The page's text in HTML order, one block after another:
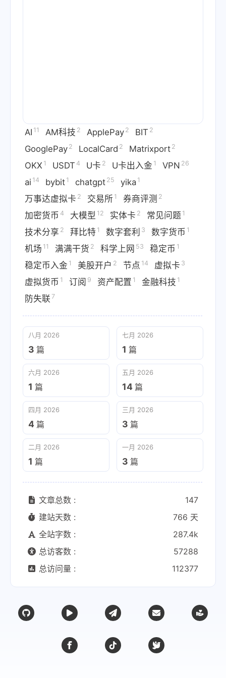
AI 11 AM科技 2 ApplePay 2 BIT 2
GooglePay 2 LocalCard 2 Matrixport 2
OKX 1 USDT 4 U卡 2 U卡出入金 1 VPN 26
ai 14 bybit 1 chatgpt 25 yika 1
万事达虚拟卡 2 交易所 1 券商评测 2
加密货币 4 大模型 12 实体卡 2 常见问题 1
技术分享 2 拜比特 1 数字套利 3 数字货币 1
机场 11 满满干货 2 科学上网 53 稳定币 1
稳定币入金 1 美股开户 2 节点 14 虚拟卡 3
虚拟货币 1 订阅 9 资产配置 1 金融科技 1
防失联 7
八月 2026
3 篇
七月 2026
1 篇
六月 2026
1 篇
五月 2026
14 篇
四月 2026
4 篇
三月 2026
3 篇
二月 2026
1 篇
一月 2026
3 篇
文章总数 :
147
建站天数 :
766 天
全站字数 :
287.4k
总访客数 :
57288
总访问量 :
112377